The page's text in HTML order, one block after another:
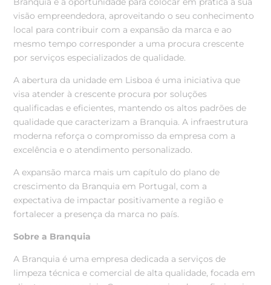
visão empreendedora, aproveitando o seu conhecimento
local para contribuir com a expansão da marca e ao
mesmo tempo corresponder a uma procura crescente
por serviços especializados de qualidade.
A abertura da unidade em Lisboa é uma iniciativa que
visa atender à crescente procura por soluções
qualificadas e eficientes, mantendo os altos padrões de
qualidade que caracterizam a Branquia. A infraestrutura
moderna reforça o compromisso da empresa com a
excelência e o atendimento personalizado.
A expansão marca mais um capítulo do plano de
crescimento da Branquia em Portugal, com a
expectativa de impactar positivamente a região e
fortalecer a presença da marca no país.
Sobre a Branquia
A Branquia é uma empresa dedicada a serviços de
limpeza técnica e comercial de alta qualidade, focada em